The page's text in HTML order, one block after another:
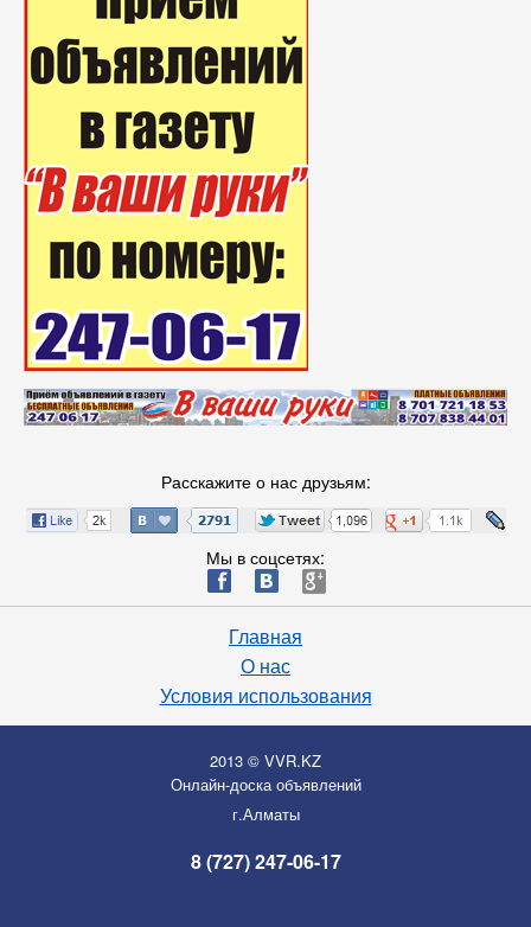
Расскажите о нас друзьям:
Мы в соцсетях:
ä æ è
Главная
О нас
Условия использования
2013 © VVR.KZ
Онлайн-доска объявлений
г.Алматы
8 (727) 247-06-17